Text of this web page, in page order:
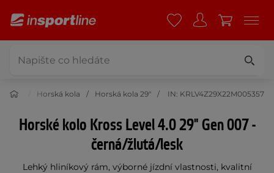
kola Horská kola Horská kola 29" IN: KRLV4Z29X22M005357
Horské kolo Kross Level 4.0 29" Gen 007 -
černá/žlutá/lesk
Lehký hliníkový rám, výborné jízdní vlastnosti, kvalitní